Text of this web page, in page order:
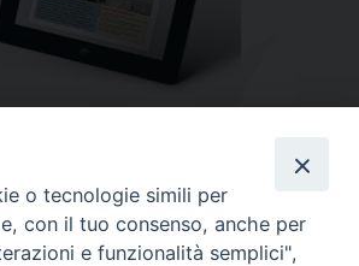
o tecnologie simili per
con il tuo consenso, anche per
e funzionalità semplici",